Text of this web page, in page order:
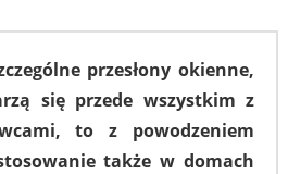
przesłony okienne,
się przede wszystkim z
to z powodzeniem
także w domach